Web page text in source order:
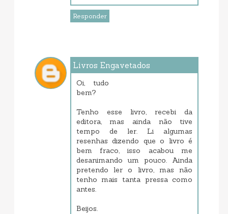
Responder
Livros Engavetados
Oi, tudo
bem?
Tenho esse livro, recebi da
editora, mas ainda não tive
tempo de ler. Li algumas
resenhas dizendo que o livro é
bem fraco, isso acabou me
desanimando um pouco. Ainda
pretendo ler o livro, mas não
tenho mais tanta pressa como
antes.
Beijos.